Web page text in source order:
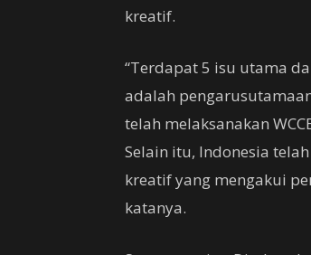
kreatif.
“Terdapat 5 isu utama
adalah
telah melaksanakan
Selain itu, Indonesia
kreatif yang mengakui
katanya.